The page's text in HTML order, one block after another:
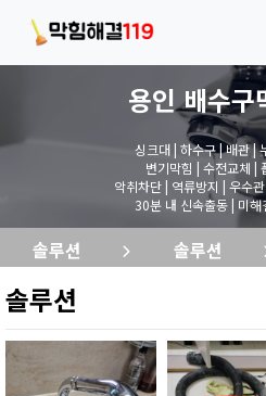
용인 배수구
싱크대 | 하수구 | 배관 |
변기막힘 | 수전교체 |
악취차단 | 역류방지 | 우수
30분 내 신속출동 | 미
솔루션 솔루션
솔루션